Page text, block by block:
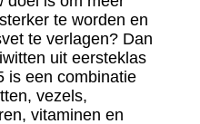
te worden en
te verlagen? Dan
uit eersteklas
is een combinatie
vezels,
vitaminen en